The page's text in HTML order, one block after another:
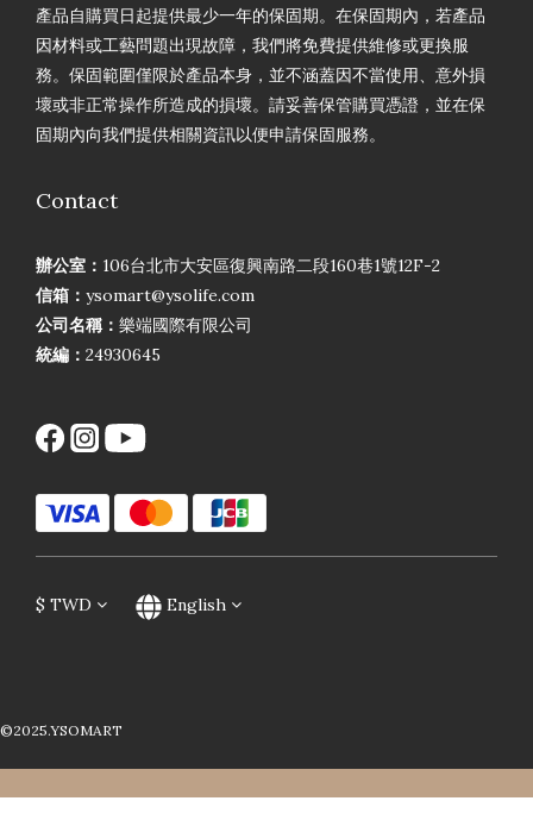
產品自購買日起提供最少一年的保固期。在保固期內，若產品
因材料或工藝問題出現故障，我們將免費提供維修或更換服
務。保固範圍僅限於產品本身，並不涵蓋因不當使用、意外損
壞或非正常操作所造成的損壞。請妥善保管購買憑證，並在保
固期內向我們提供相關資訊以便申請保固服務。
Contact
辦公室： 106台北市大安區復興南路二段160巷1號12F-2
信箱： ysomart@ysolife.com
公司名稱： 樂端國際有限公司
統編： 24930645
$ TWD English
©2025.YSOMART